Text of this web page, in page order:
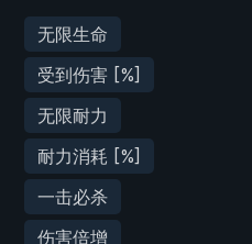
无限生命
受到伤害 [%]
无限耐力
耐力消耗 [%]
一击必杀
伤害倍增